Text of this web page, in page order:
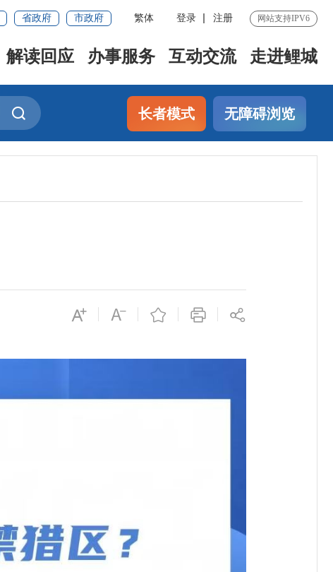
省政府 市政府 繁体 登录 注册 网站支持IPV6
解读回应 办事服务 互动交流 走进鲤城
长者模式 无障碍浏览